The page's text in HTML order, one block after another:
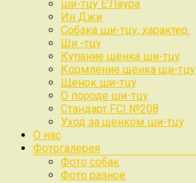
ши-тцу Е’Лаура
Ин Джи
Собака ши-тцу, характер.
Ши -тцу
Купание щенка ши-тцу
Кормление щенка щи-тцу
Щенок ши-тцу
О породе ши-тцу
Стандарт FCI №208
Уход за щенком ши-тцу
О нас
Фотогалерея
Фото собак
Фото разное